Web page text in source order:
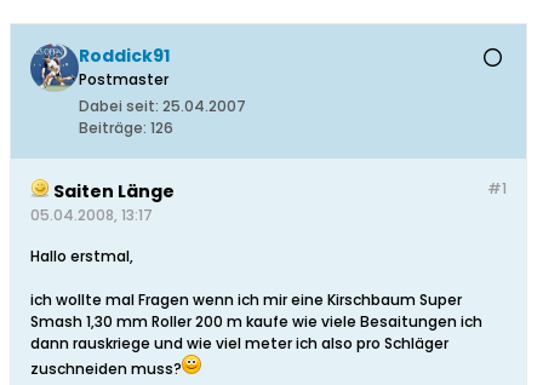
Roddick91
Postmaster
Dabei seit: 25.04.2007
Beiträge: 126
#1
Saiten Länge
05.04.2008, 13:17
Hallo erstmal,
ich wollte mal Fragen wenn ich mir eine Kirschbaum Super
Smash 1,30 mm Roller 200 m kaufe wie viele Besaitungen ich
dann rauskriege und wie viel meter ich also pro Schläger
zuschneiden muss?